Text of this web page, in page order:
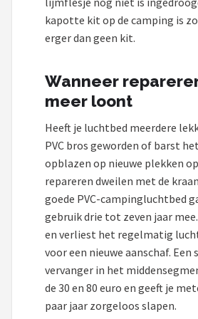
kapotte kit op de camping is
erger dan geen kit.
Wanneer
meer loont
Heeft je luchtbed meerdere
PVC bros geworden of barst
opblazen op nieuwe plekken
repareren dweilen met de
goede PVC-campingluchtbed
gebruik drie tot zeven jaar
en verliest het regelmatig
voor een nieuwe aanschaf. Een
vervanger in het
de 30 en 80 euro en geeft je
paar jaar zorgeloos slapen.